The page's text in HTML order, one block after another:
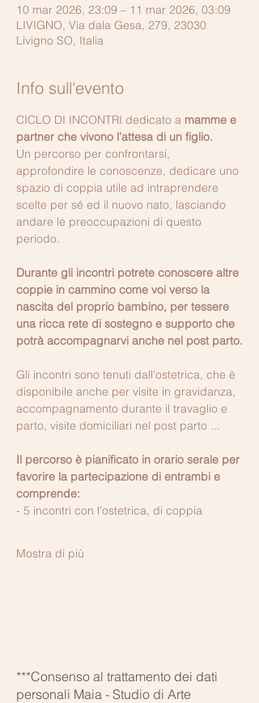
10 mar 2026, 23:09 – 11 mar 2026, 03:09
LIVIGNO, Via dala Gesa, 279, 23030
Livigno SO, Italia
Info sull'evento
CICLO DI INCONTRI dedicato a mamme e
partner che vivono l’attesa di un figlio.
Un percorso per confrontarsi,
approfondire le conoscenze, dedicare uno
spazio di coppia utile ad intraprendere
scelte per sé ed il nuovo nato, lasciando
andare le preoccupazioni di questo
periodo.
Durante gli incontri potrete conoscere altre
coppie in cammino come voi verso la
nascita del proprio bambino, per tessere
una ricca rete di sostegno e supporto che
potrà accompagnarvi anche nel post parto.
Gli incontri sono tenuti dall'ostetrica, che è
disponibile anche per visite in gravidanza,
accompagnamento durante il travaglio e
parto, visite domiciliari nel post parto ...
Il percorso è pianificato in orario serale per
favorire la partecipazione di entrambi e
comprende:
- 5 incontri con l'ostetrica, di coppia
Mostra di più
***Consenso al trattamento dei dati
personali Maia - Studio di Arte